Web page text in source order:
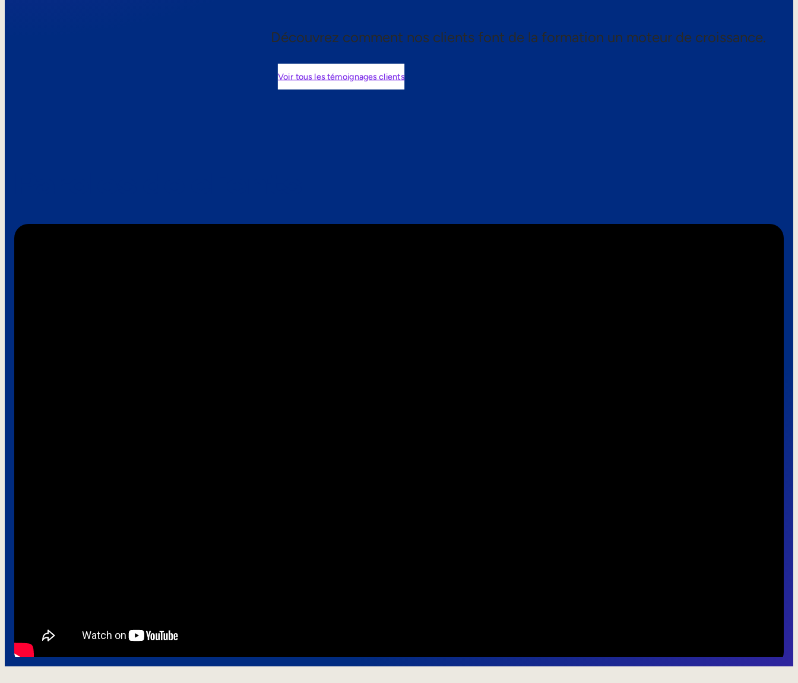
Découvrez comment nos clients font de la formation un moteur de croissance.
Voir tous les témoignages clients